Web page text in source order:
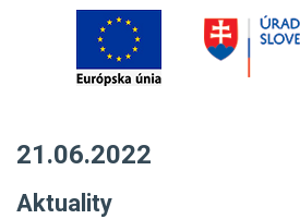
menu
na
21.06.2022
Aktuality